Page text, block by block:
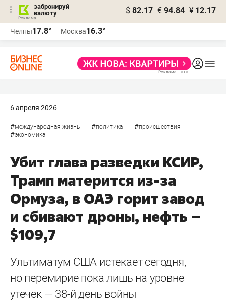
забронируй
валюту
$ 82.17 € 94.84 ¥ 12.17
Челны17.8° Москва16.3°
6 апреля 2026
#международная жизнь #политика #происшествия
#экономика
Убит глава разведки КСИР,
Трамп матерится из-за
Ормуза, в ОАЭ горит завод
и сбивают дроны, нефть –
$109,7
Ультиматум США истекает сегодня,
но перемирие пока лишь на уровне
утечек — 38-й день войны